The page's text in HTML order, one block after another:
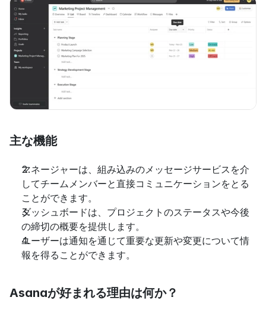
主な機能
マネージャーは、組み込みのメッセージサービスを介
してチームメンバーと直接コミュニケーションをとる
ことができます。
ダッシュボードは、プロジェクトのステータスや今後
の締切の概要を提供します。
ユーザーは通知を通じて重要な更新や変更について情
報を得ることができます。
Asanaが好まれる理由は何か？